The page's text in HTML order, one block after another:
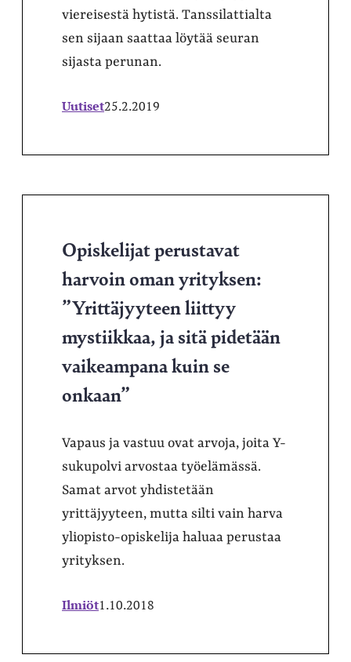
viereisestä hytistä. Tanssilattialta
sen sijaan saattaa löytää seuran
sijasta perunan.
Uutiset25.2.2019
Opiskelijat perustavat
harvoin oman yrityksen:
”Yrittäjyyteen liittyy
mystiikkaa, ja sitä pidetään
vaikeampana kuin se
onkaan”
Vapaus ja vastuu ovat arvoja, joita Y-
sukupolvi arvostaa työelämässä.
Samat arvot yhdistetään
yrittäjyyteen, mutta silti vain harva
yliopisto-opiskelija haluaa perustaa
yrityksen.
Ilmiöt1.10.2018